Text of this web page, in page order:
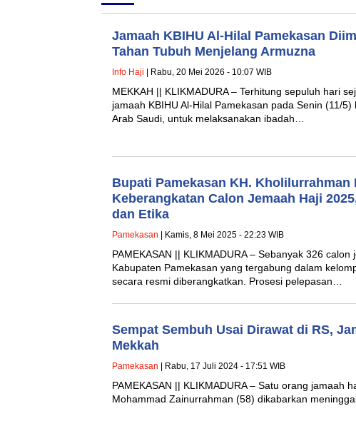
Jamaah KBIHU Al-Hilal Pamekasan
Tahan Tubuh Menjelang Armuzna
Info Haji | Rabu, 20 Mei 2026 - 10:07 WIB
MEKKAH || KLIKMADURA – Terhitung sepuluh hari
jamaah KBIHU Al-Hilal Pamekasan pada Senin (11/5)
Arab Saudi, untuk melaksanakan ibadah…
Bupati Pamekasan KH. Kholilurrahman
Keberangkatan Calon Jemaah Haji
dan Etika
Pamekasan | Kamis, 8 Mei 2025 - 22:23 WIB
PAMEKASAN || KLIKMADURA – Sebanyak 326 calon
Kabupaten Pamekasan yang tergabung dalam
secara resmi diberangkatkan. Prosesi pelepasan…
Sempat Sembuh Usai Dirawat di RS,
Mekkah
Pamekasan | Rabu, 17 Juli 2024 - 17:51 WIB
PAMEKASAN || KLIKMADURA – Satu orang jamaah
Mohammad Zainurrahman (58) dikabarkan